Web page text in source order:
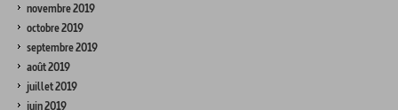
novembre 2019
octobre 2019
septembre 2019
août 2019
juillet 2019
juin 2019